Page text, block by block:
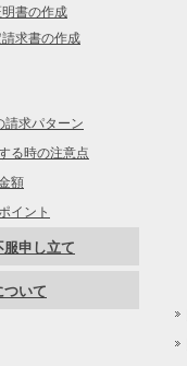
書の作成
求書の作成
請求パターン
る時の注意点
額
イント
服申し立て
ついて